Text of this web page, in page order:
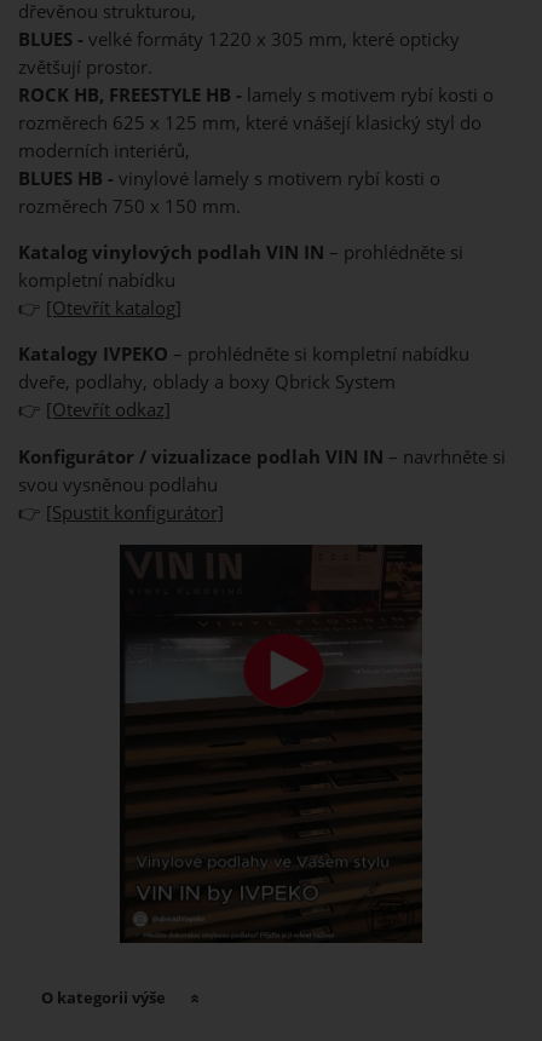
dřevěnou strukturou,
BLUES - velké formáty 1220 x 305 mm, které opticky
zvětšují prostor.
ROCK HB, FREESTYLE HB - lamely s motivem rybí kosti o
rozměrech 625 x 125 mm, které vnášejí klasický styl do
moderních interiérů,
BLUES HB - vinylové lamely s motivem rybí kosti o
rozměrech 750 x 150 mm.
Katalog vinylových podlah VIN IN – prohlédněte si
kompletní nabídku
👉 [Otevřít katalog]
Katalogy IVPEKO – prohlédněte si kompletní nabídku
dveře, podlahy, oblady a boxy Qbrick System
👉 [Otevřít odkaz]
Konfigurátor / vizualizace podlah VIN IN – navrhněte si
svou vysněnou podlahu
👉 [Spustit konfigurátor]
O kategorii výše